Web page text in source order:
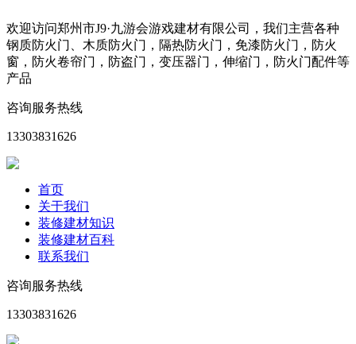
欢迎访问郑州市J9·九游会游戏建材有限公司，我们主营各种
钢质防火门、木质防火门，隔热防火门，免漆防火门，防火
窗，防火卷帘门，防盗门，变压器门，伸缩门，防火门配件等
产品
咨询服务热线
13303831626
首页
关于我们
装修建材知识
装修建材百科
联系我们
咨询服务热线
13303831626